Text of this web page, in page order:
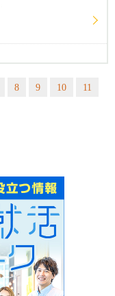
8 9 10
11